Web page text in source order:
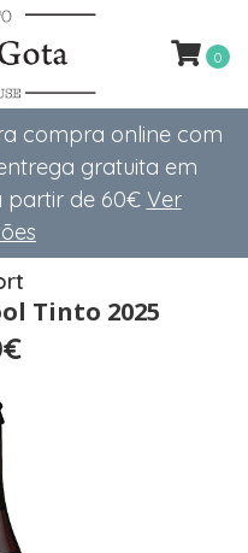
compra online com
gratuita em
partir de 60€ Ver
0
Tinto 2025